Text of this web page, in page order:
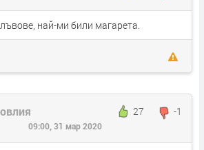
най-ми били магарета.
27 -1
09:00, 31 мар 2020